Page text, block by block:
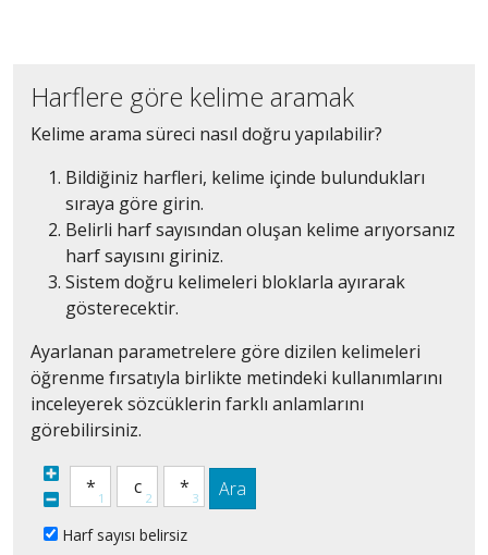
Harflere göre kelime aramak
Kelime arama süreci nasıl doğru yapılabilir?
Bildiğiniz harfleri, kelime içinde bulundukları
sıraya göre girin.
Belirli harf sayısından oluşan kelime arıyorsanız
harf sayısını giriniz.
Sistem doğru kelimeleri bloklarla ayırarak
gösterecektir.
Ayarlanan parametrelere göre dizilen kelimeleri
öğrenme fırsatıyla birlikte metindeki kullanımlarını
inceleyerek sözcüklerin farklı anlamlarını
görebilirsiniz.
Ara
Harf sayısı belirsiz